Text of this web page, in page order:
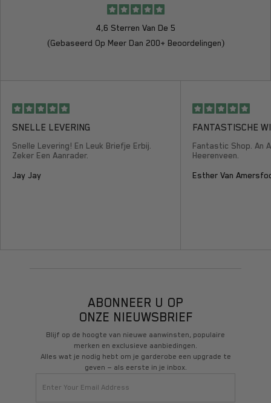
4,6 Sterren Van De 5
(gebaseerd Op Meer Dan 200+ Beoordelingen)
SNELLE LEVERING
Snelle Levering! En Leuk Briefje Erbij.
Zeker Een Aanrader.
Jay Jay
FANTASTISCHE
Fantastic Shop. An
Heerenveen.
Esther Van
ABONNEER U OP
ONZE NIEUWSBRIEF
Blijf op de hoogte van nieuwe aanwinsten, populaire
merken en exclusieve aanbiedingen.
Alles wat je nodig hebt om je garderobe een upgrade te
geven – als eerste in je inbox.